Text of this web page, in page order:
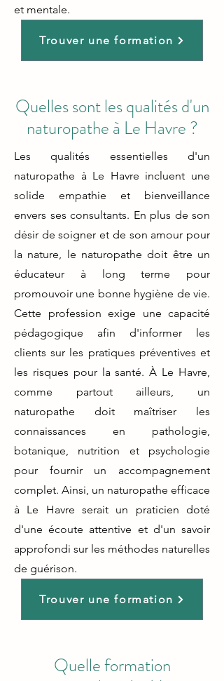
et mentale.
Trouver une formation
Quelles sont les qualités d'un
naturopathe à Le Havre ?
Les qualités essentielles d'un
naturopathe à Le Havre incluent une
solide empathie et bienveillance
envers ses consultants. En plus de son
désir de soigner et de son amour pour
la nature, le naturopathe doit être un
éducateur à long terme pour
promouvoir une bonne hygiène de vie.
Cette profession exige une capacité
pédagogique afin d'informer les
clients sur les pratiques préventives et
les risques pour la santé. À Le Havre,
comme partout ailleurs, un
naturopathe doit maîtriser les
connaissances en pathologie,
botanique, nutrition et psychologie
pour fournir un accompagnement
complet. Ainsi, un naturopathe efficace
à Le Havre serait un praticien doté
d'une écoute attentive et d'un savoir
approfondi sur les méthodes naturelles
de guérison.
Trouver une formation
Quelle formation